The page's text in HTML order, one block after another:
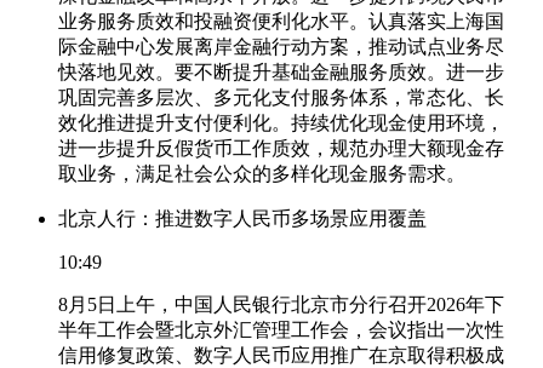
业务服务质效和投融资便利化水平。认真落实上海国
际金融中心发展离岸金融行动方案，推动试点业务尽
快落地见效。要不断提升基础金融服务质效。进一步
巩固完善多层次、多元化支付服务体系，常态化、长
效化推进提升支付便利化。持续优化现金使用环境，
进一步提升反假货币工作质效，规范办理大额现金存
取业务，满足社会公众的多样化现金服务需求。
北京人行：推进数字人民币多场景应用覆盖
10:49
8月5日上午，中国人民银行北京市分行召开2026年下
半年工作会暨北京外汇管理工作会，会议指出一次性
信用修复政策、数字人民币应用推广在京取得积极成